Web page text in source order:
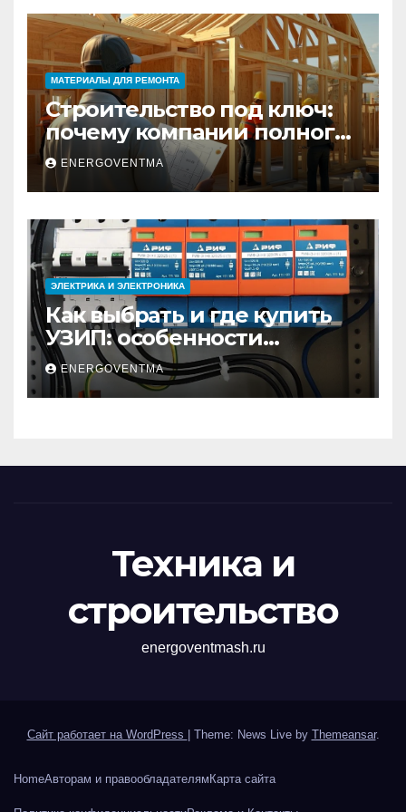
МАТЕРИАЛЫ ДЛЯ РЕМОНТА
Строительство под ключ:
почему компании полного
цикла меняют рынок
недвижимости
ENERGOVENTMA
ЭЛЕКТРИКА И ЭЛЕКТРОНИКА
Как выбрать и где купить
УЗИП: особенности
устройств защиты от
импульсных
перенапряжений
ENERGOVENTMA
Техника и
строительство
energoventmash.ru
Сайт работает на WordPress Theme: News Live by Themeansar.
HomeАвторам и правообладателямКарта сайта